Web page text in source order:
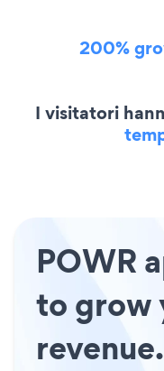
200%
I visitatori
POWR
to grow
revenue.